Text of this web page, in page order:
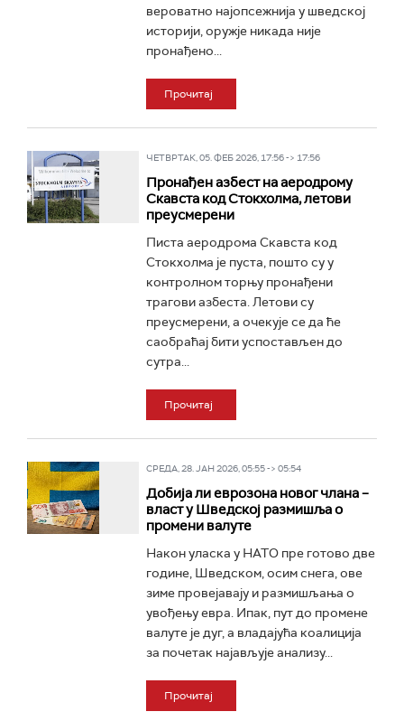
вероватно најопсежнија у шведској
историји, оружје никада није
пронађено...
Прочитај
ЧЕТВРТАК, 05. ФЕБ 2026, 17:56 -> 17:56
Пронађен азбест на аеродрому
Скавста код Стокхолма, летови
преусмерени
Писта аеродрома Скавста код
Стокхолма је пуста, пошто су у
контролном торњу пронађени
трагови азбеста. Летови су
преусмерени, а очекује се да ће
саобраћај бити успостављен до
сутра...
Прочитај
СРЕДА, 28. ЈАН 2026, 05:55 -> 05:54
Добија ли еврозона новог члана –
власт у Шведској размишља о
промени валуте
Након уласка у НАТО пре готово две
године, Шведском, осим снега, ове
зиме провејавају и размишљања о
увођењу евра. Ипак, пут до промене
валуте је дуг, а владајућа коалиција
за почетак најављује анализу...
Прочитај